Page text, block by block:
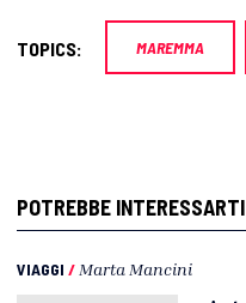
TOPICS: MAREMMA
POTREBBE
VIAGGI / Marta Mancini